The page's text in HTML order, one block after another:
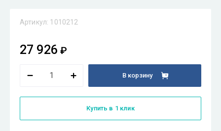
Артикул: 1010212
27 926 ₽
В корзину
Купить в 1 клик